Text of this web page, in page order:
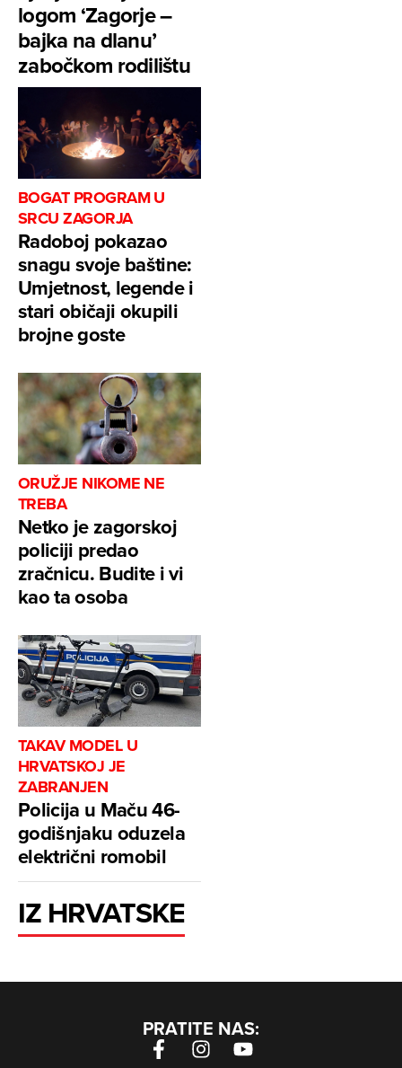
logom ‘Zagorje –
bajka na dlanu’
zabočkom rodilištu
BOGAT PROGRAM U
SRCU ZAGORJA
Radoboj pokazao
snagu svoje baštine:
Umjetnost, legende i
stari običaji okupili
brojne goste
ORUŽJE NIKOME NE
TREBA
Netko je zagorskoj
policiji predao
zračnicu. Budite i vi
kao ta osoba
TAKAV MODEL U
HRVATSKOJ JE
ZABRANJEN
Policija u Maču 46-
godišnjaku oduzela
električni romobil
IZ HRVATSKE
PRATITE NAS: